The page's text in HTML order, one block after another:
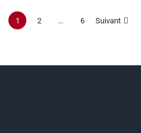
1 2 … 6 Suivant